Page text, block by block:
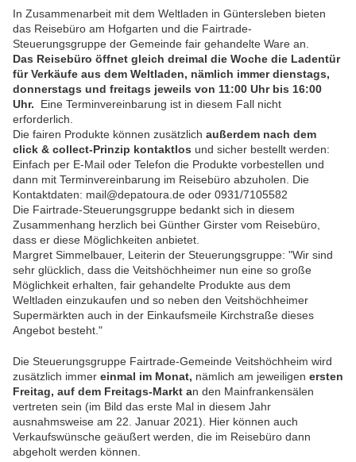
In Zusammenarbeit mit dem Weltladen in Güntersleben bieten
das Reisebüro am Hofgarten und die Fairtrade-
Steuerungsgruppe der Gemeinde fair gehandelte Ware an.
Das Reisebüro öffnet gleich dreimal die Woche die Ladentür
für Verkäufe aus dem Weltladen, nämlich immer dienstags,
donnerstags und freitags jeweils von 11:00 Uhr bis 16:00
Uhr.
Eine Terminvereinbarung ist in diesem Fall nicht
erforderlich.
Die fairen Produkte können zusätzlich außerdem nach dem
click & collect-Prinzip kontaktlos und sicher bestellt werden:
Einfach per E-Mail oder Telefon die Produkte vorbestellen und
dann mit Terminvereinbarung im Reisebüro abzuholen. Die
Kontaktdaten: mail@depatoura.de oder 0931/7105582
Die Fairtrade-Steuerungsgruppe bedankt sich in diesem
Zusammenhang herzlich bei Günther Girster vom Reisebüro,
dass er diese Möglichkeiten anbietet.
Margret Simmelbauer, Leiterin der Steuerungsgruppe: "Wir sind
sehr glücklich, dass die Veitshöchheimer nun eine so große
Möglichkeit erhalten, fair gehandelte Produkte aus dem
Weltladen einzukaufen und so neben den Veitshöchheimer
Supermärkten auch in der Einkaufsmeile Kirchstraße dieses
Angebot besteht."
Die Steuerungsgruppe Fairtrade-Gemeinde Veitshöchheim wird
zusätzlich immer einmal im Monat, nämlich am jeweiligen ersten
Freitag, auf dem Freitags-Markt an den Mainfrankensälen
vertreten sein (im Bild das erste Mal in diesem Jahr
ausnahmsweise am 22. Januar 2021). Hier können auch
Verkaufswünsche geäußert werden, die im Reisebüro dann
abgeholt werden können.